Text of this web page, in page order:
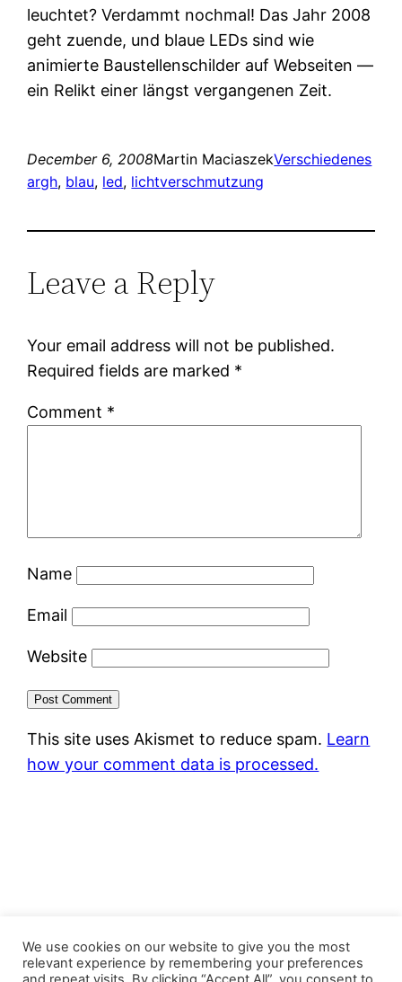
leuchtet? Verdammt nochmal! Das Jahr 2008
geht zuende, und blaue LEDs sind wie
animierte Baustellenschilder auf Webseiten —
ein Relikt einer längst vergangenen Zeit.
December 6, 2008Martin MaciaszekVerschiedenes
argh, blau, led, lichtverschmutzung
Leave a Reply
Your email address will not be published.
Required fields are marked *
Comment *
Name
Email
Website
This site uses Akismet to reduce spam. Learn
how your comment data is processed.
We use cookies on our website to give you the most
relevant experience by remembering your preferences